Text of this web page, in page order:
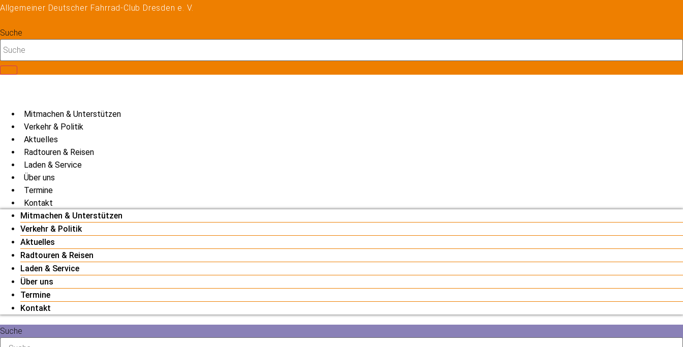
Zum
springen
Allgemeiner Deutscher Fahrrad-Club Dresden e. V.
Suche
Mitmachen & Unterstützen
Verkehr & Politik
Aktuelles
Radtouren & Reisen
Laden & Service
Über uns
Termine
Kontakt
Mitmachen & Unterstützen
Verkehr & Politik
Aktuelles
Radtouren & Reisen
Laden & Service
Über uns
Termine
Kontakt
Suche